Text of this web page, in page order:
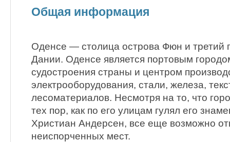
Общая информация
Оденсе — столица острова Фюн и третий
Дании. Оденсе является портовым
судостроения страны и центром
электрооборудования, стали, железа,
лесоматериалов. Несмотря на то, что
тех пор, как по его улицам гулял его
Христиан Андерсен, все еще возможно
неиспорченных мест.